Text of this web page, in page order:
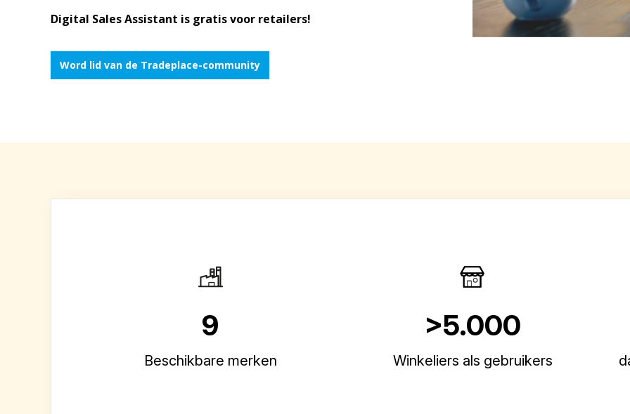
Digital Sales Assistant is gratis voor retailers!
Word lid van de Tradeplace-community
9
Beschikbare merken
>5.000
Winkeliers als gebruikers